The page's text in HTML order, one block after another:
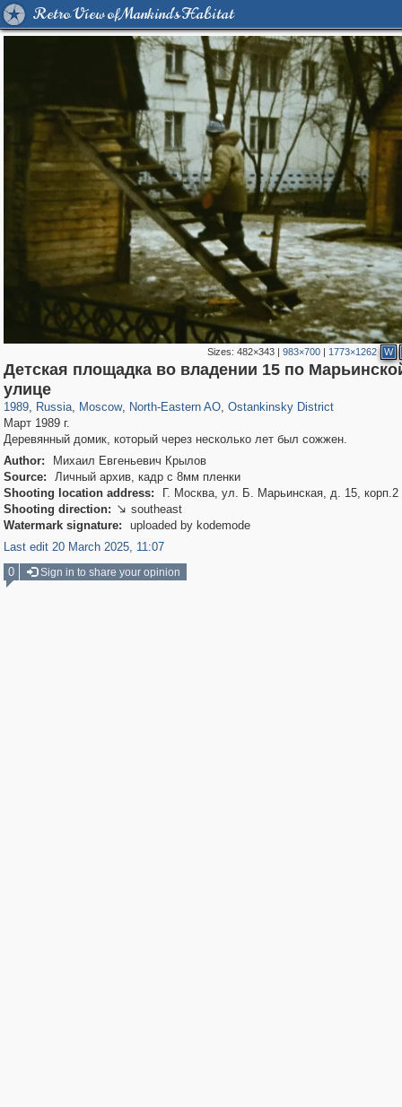
Retro View of Mankind's Habitat
Sizes:482×343 |983×700 | 1773×1262 W
Детская площадка во владении 15 по
улице
1989, Russia, Moscow
319,716
, North-Eastern AO, Ostankinsky District
Март 1989 г.
Деревянный домик, который через несколько лет был сожжен.
Author:
Михаил Евгеньевич Крылов
Source:
Личный архив, кадр с 8мм пленки
Shooting location address:
Г. Москва, ул. Б. Марьинская, д. 15, корп.2
Shooting direction:  southeast
Watermark signature:
uploaded by kodemode
Last edit 20 March 2025, 11:07
0
Sign in to share your opinion